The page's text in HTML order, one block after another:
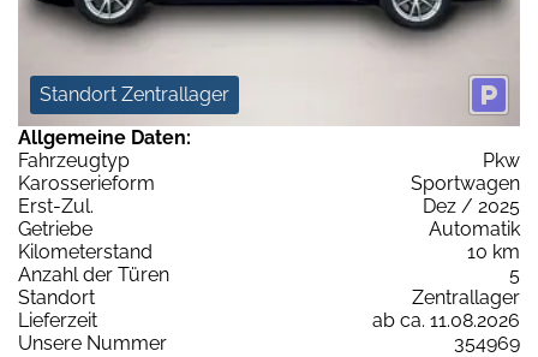
Standort Zentrallager
Allgemeine Daten:
Fahrzeugtyp
Pkw
Karosserieform
Sportwagen
Erst-Zul.
Dez / 2025
Getriebe
Automatik
Kilometerstand
10 km
Anzahl der Türen
5
Standort
Zentrallager
Lieferzeit
ab ca. 11.08.2026
Unsere Nummer
354969